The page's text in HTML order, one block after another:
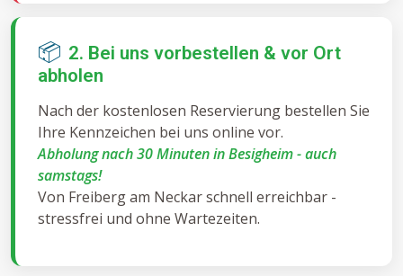
📦 2. Bei uns vorbestellen & vor Ort
abholen
Nach der kostenlosen Reservierung bestellen Sie
Ihre Kennzeichen bei uns online vor.
Abholung nach 30 Minuten in Besigheim - auch
samstags!
Von Freiberg am Neckar schnell erreichbar -
stressfrei und ohne Wartezeiten.